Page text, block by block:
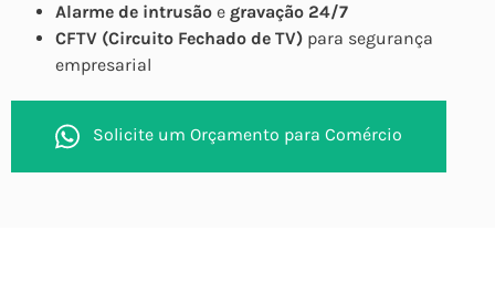
Alarme de intrusão e gravação 24/7
CFTV (Circuito Fechado de TV) para segurança
empresarial
Solicite um Orçamento para Comércio